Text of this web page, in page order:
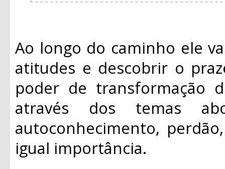
Ao longo do caminho ele
atitudes e descobrir o
poder de transformação
através dos temas
autoconhecimento,
igual importância.